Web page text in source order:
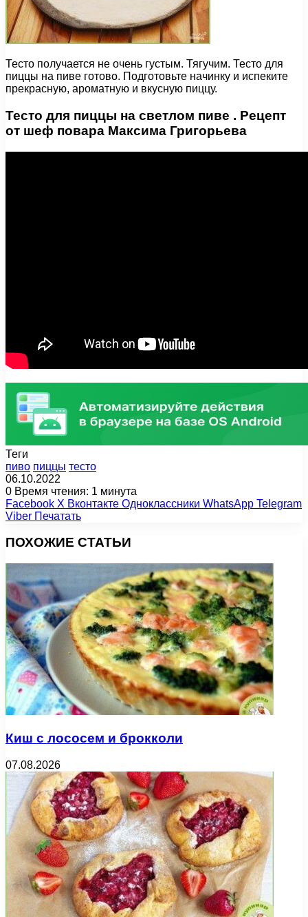
Тесто получается не очень густым. Тягучим. Тесто для
пиццы на пиве готово. Подготовьте начинку и испеките
прекрасную, ароматную и вкусную пиццу.
Тесто для пиццы на светлом пиве . Рецепт
от шеф повара Максима Григорьева
Теги
пиво пиццы тесто
06.10.2022
0 Время чтения: 1 минута
Facebook X Вконтакте Одноклассники WhatsApp Telegram
Viber Печатать
ПОХОЖИЕ СТАТЬИ
Киш с лососем и брокколи
07.08.2026